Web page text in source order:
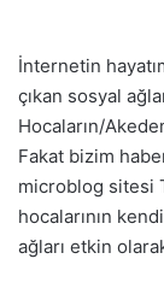
İnternetin
çıkan sosyal
Hocaların/
Fakat bizim
microblog sitesi
hocalarının
ağları etkin